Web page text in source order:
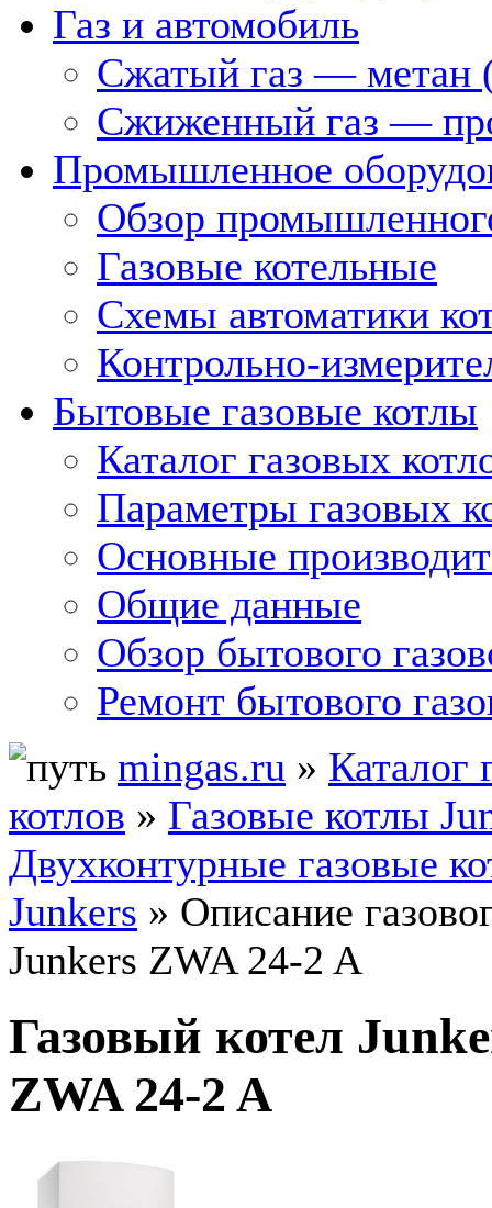
Газ и автомобиль
Сжатый газ — метан
Сжиженный газ —
Промышленное
Обзор
Газовые котельные
Схемы автоматики
Контрольно-
Бытовые газовые котлы
Каталог газовых
Параметры газовых
Основные
Общие данные
Обзор бытового
Ремонт бытового
mingas.ru » Каталог
котлов » Газовые котлы
Двухконтурные газовые
Junkers » Описание
Junkers ZWA 24-2 A
Газовый котел
ZWA 24-2 A